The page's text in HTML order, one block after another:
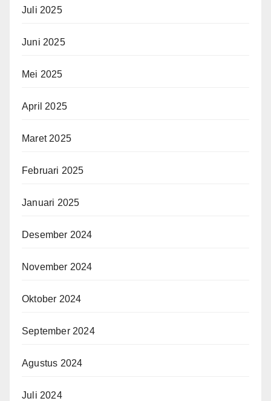
Juli 2025
Juni 2025
Mei 2025
April 2025
Maret 2025
Februari 2025
Januari 2025
Desember 2024
November 2024
Oktober 2024
September 2024
Agustus 2024
Juli 2024